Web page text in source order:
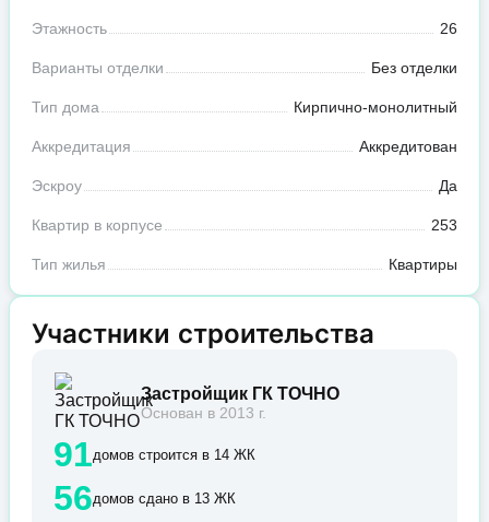
Этажность 26
Варианты отделки Без отделки
Тип дома Кирпично-монолитный
Аккредитация Аккредитован
Эскроу Да
Квартир в корпусе 253
Тип жилья Квартиры
Участники строительства
Застройщик ГК ТОЧНО
Основан в 2013 г.
91домов строится в 14 ЖК
56домов сдано в 13 ЖК